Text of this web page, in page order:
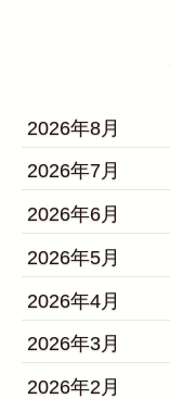
2026年8月
2026年7月
2026年6月
2026年5月
2026年4月
2026年3月
2026年2月